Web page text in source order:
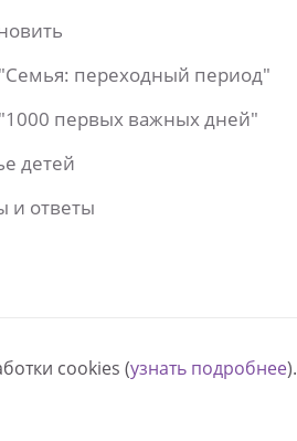
переходный период"
первых важных дней"
детей
и ответы
cookies (узнать подробнее).